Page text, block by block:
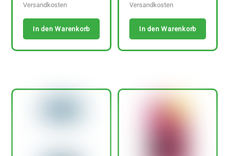
Versandkosten
In den Warenkorb
Versandkosten
In den Warenkorb